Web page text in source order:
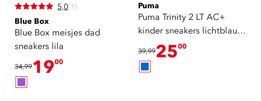
5,0(1)
Blue Box
Blue Box meisjes dad
sneakers lila
34,991900
Puma
Puma Trinity 2 LT AC+
kinder sneakers lichtblauw
39,992500